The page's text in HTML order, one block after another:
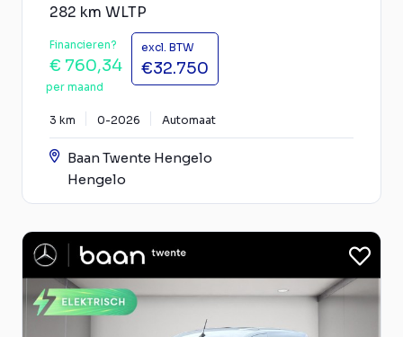
282 km WLTP
Financieren?
€ 760,34
per maand
excl. BTW
€32.750
3 km 0-2026 Automaat
Baan Twente Hengelo
Hengelo